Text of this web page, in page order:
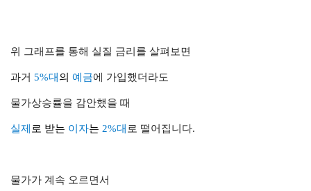
위 그래프를 통해 실질 금리를 살펴보면
과거 5%대의 예금에 가입했더라도
물가상승률을 감안했을 때
실제 로 받는 이자는 2%대 로 떨어집니다.
물가가 계속 오르면서